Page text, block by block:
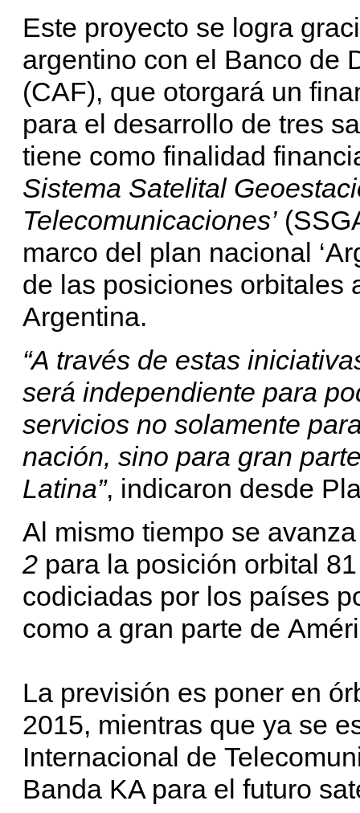
Este proyecto se logra
argentino con el Banco de
(CAF), que otorgará un
para el desarrollo de tres
tiene como finalidad
Sistema Satelital
Telecomunicaciones’
marco del plan nacional
de las posiciones orbitales
Argentina.
“A través de estas
será independiente para
servicios no solamente
nación, sino para gran
Latina”, indicaron desde
Al mismo tiempo se
2 para la posición orbital
codiciadas por los países
como a gran parte de
La previsión es poner en
2015, mientras que ya se
Internacional de
Banda KA para el futuro